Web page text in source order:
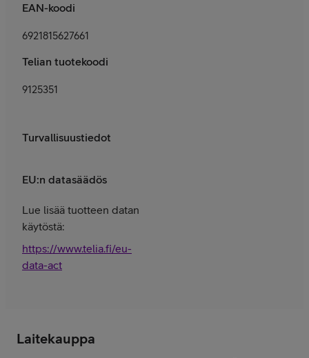
EAN-koodi
6921815627661
Telian tuotekoodi
9125351
Turvallisuustiedot
EU:n datasäädös
Lue lisää tuotteen datan
käytöstä:
https://www.telia.fi/eu-
data-act
Laitekauppa